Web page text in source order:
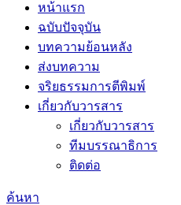
หน้าแรก
ฉบับปัจจุบัน
บทความย้อนหลัง
ส่งบทความ
จริยธรรมการตีพิมพ์
เกี่ยวกับวารสาร
เกี่ยวกับวารสาร
ทีมบรรณาธิการ
ติดต่อ
ค้นหา